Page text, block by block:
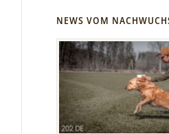
NEWS VOM